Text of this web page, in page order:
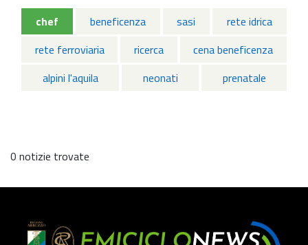
chef beneficenza sasi
rete idrica
rete ferroviaria
ricerca
cena beneficenza
alpini l'aquila
neonati prenatale
0 notizie trovate